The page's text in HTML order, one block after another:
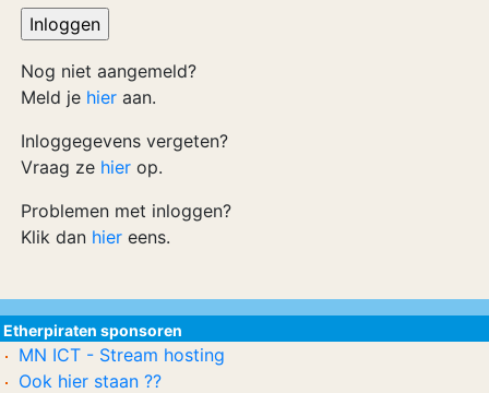
Nog niet aangemeld?
Meld je hier aan.
Inloggegevens vergeten?
Vraag ze hier op.
Problemen met inloggen?
Klik dan hier eens.
Etherpiraten sponsoren
MN ICT - Stream hosting
Ook hier staan ??